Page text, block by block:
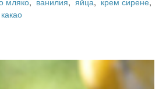
какао